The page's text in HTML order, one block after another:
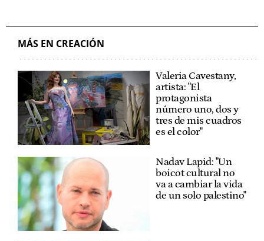
MÁS EN CREACIÓN
Valeria Cavestany,
artista: "El
protagonista
número uno, dos y
tres de mis cuadros
es el color"
Nadav Lapid: "Un
boicot cultural no
va a cambiar la vida
de un solo palestino"